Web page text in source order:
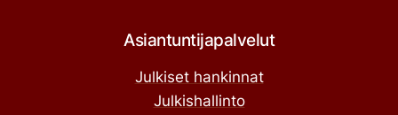
Asiantuntijapalvelut
Julkiset hankinnat
Julkishallinto